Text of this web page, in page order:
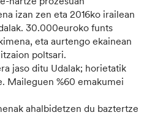
izan zen eta 2016ko irailean
30.000euroko funts
eta aurtengo ekainean
poltsari.
jaso ditu Udalak; horietatik
Maileguen %60 emakumei
ahalbidetzen du baztertze